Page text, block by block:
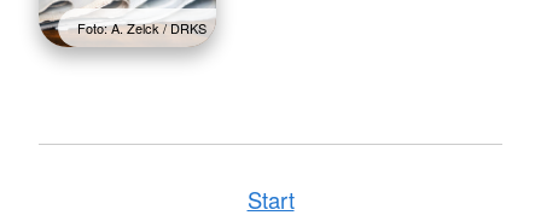
Foto: A. Zelck / DRKS
Start